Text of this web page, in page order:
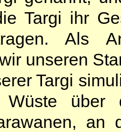
Targi ihr
Als
unseren
Targi
über
an